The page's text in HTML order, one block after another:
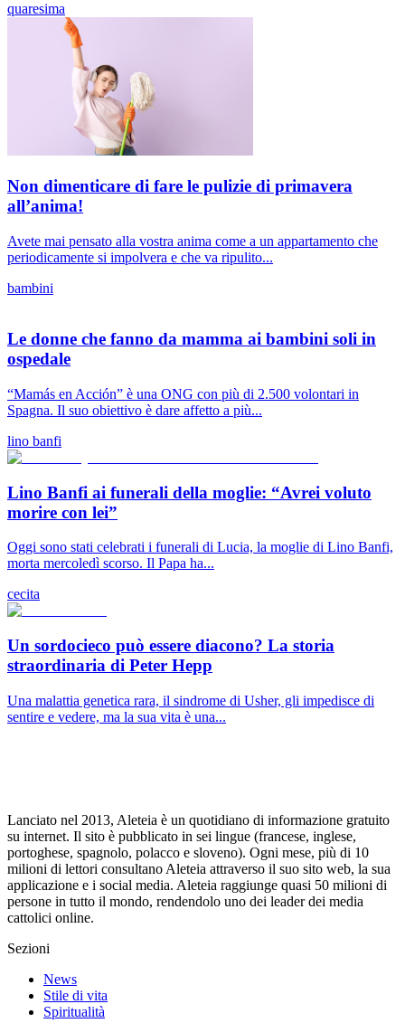
quaresima
Non dimenticare di fare le pulizie di primavera
all’anima!
Avete mai pensato alla vostra anima come a un appartamento che
periodicamente si impolvera e che va ripulito...
bambini
Le donne che fanno da mamma ai bambini soli in
ospedale
“Mamás en Acción” è una ONG con più di 2.500 volontari in
Spagna. Il suo obiettivo è dare affetto a più...
lino banfi
Lino Banfi ai funerali della moglie: “Avrei voluto
morire con lei”
Oggi sono stati celebrati i funerali di Lucia, la moglie di Lino Banfi,
morta mercoledì scorso. Il Papa ha...
cecita
Un sordocieco può essere diacono? La storia
straordinaria di Peter Hepp
Una malattia genetica rara, il sindrome di Usher, gli impedisce di
sentire e vedere, ma la sua vita è una...
Lanciato nel 2013, Aleteia è un quotidiano di informazione gratuito
su internet. Il sito è pubblicato in sei lingue (francese, inglese,
portoghese, spagnolo, polacco e sloveno). Ogni mese, più di 10
milioni di lettori consultano Aleteia attraverso il suo sito web, la sua
applicazione e i social media. Aleteia raggiunge quasi 50 milioni di
persone in tutto il mondo, rendendolo uno dei leader dei media
cattolici online.
Sezioni
News
Stile di vita
Spiritualità